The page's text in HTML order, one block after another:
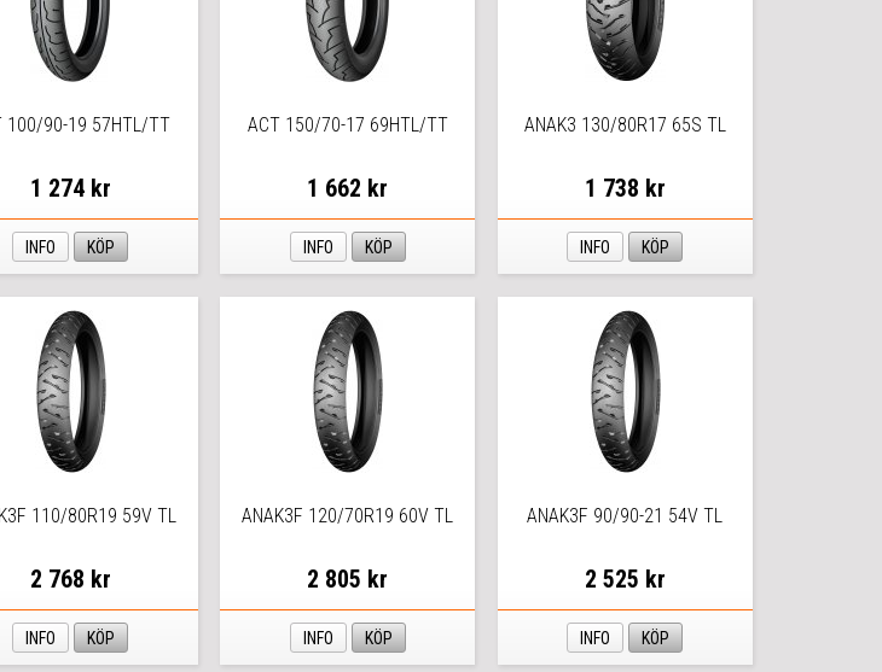
100/90-19 57HTL/TT
1 274 kr
INFO KÖP
ACT 150/70-17 69HTL/TT
1 662 kr
INFO KÖP
ANAK3 130/80R17 65S TL
1 738 kr
INFO KÖP
110/80R19 59V TL
2 768 kr
INFO KÖP
ANAK3F 120/70R19 60V TL
2 805 kr
INFO KÖP
ANAK3F 90/90-21 54V TL
2 525 kr
INFO KÖP